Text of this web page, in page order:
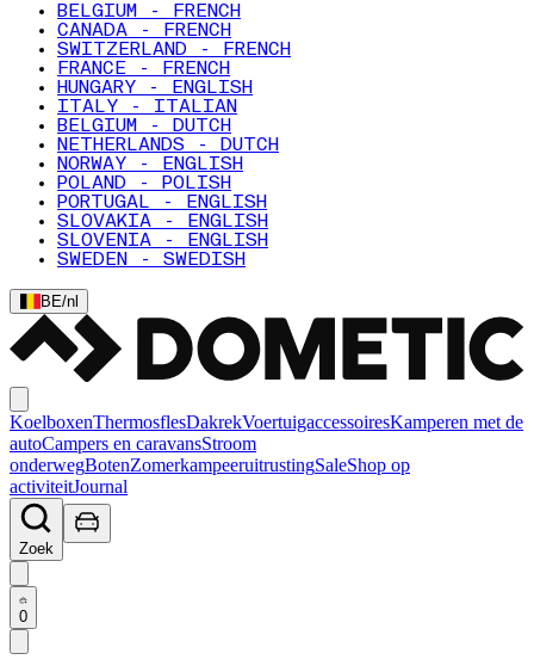
BELGIUM - FRENCH
CANADA - FRENCH
SWITZERLAND - FRENCH
FRANCE - FRENCH
HUNGARY - ENGLISH
ITALY - ITALIAN
BELGIUM - DUTCH
NETHERLANDS - DUTCH
NORWAY - ENGLISH
POLAND - POLISH
PORTUGAL - ENGLISH
SLOVAKIA - ENGLISH
SLOVENIA - ENGLISH
SWEDEN - SWEDISH
BE/nl
KoelboxenThermosflesDakrekVoertuigaccessoiresKamperen met de
autoCampers en caravansStroom
onderwegBotenZomerkampeeruitrustingSaleShop op
activiteitJournal
Zoek
0